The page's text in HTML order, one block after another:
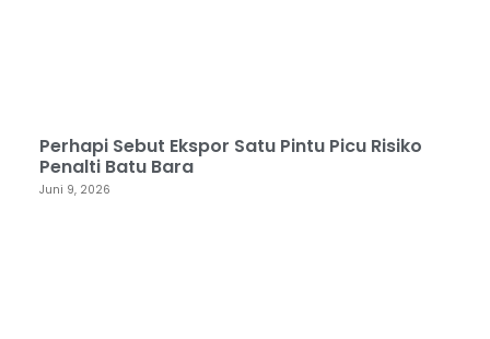
Perhapi Sebut Ekspor Satu Pintu Picu Risiko
Penalti Batu Bara
Juni 9, 2026